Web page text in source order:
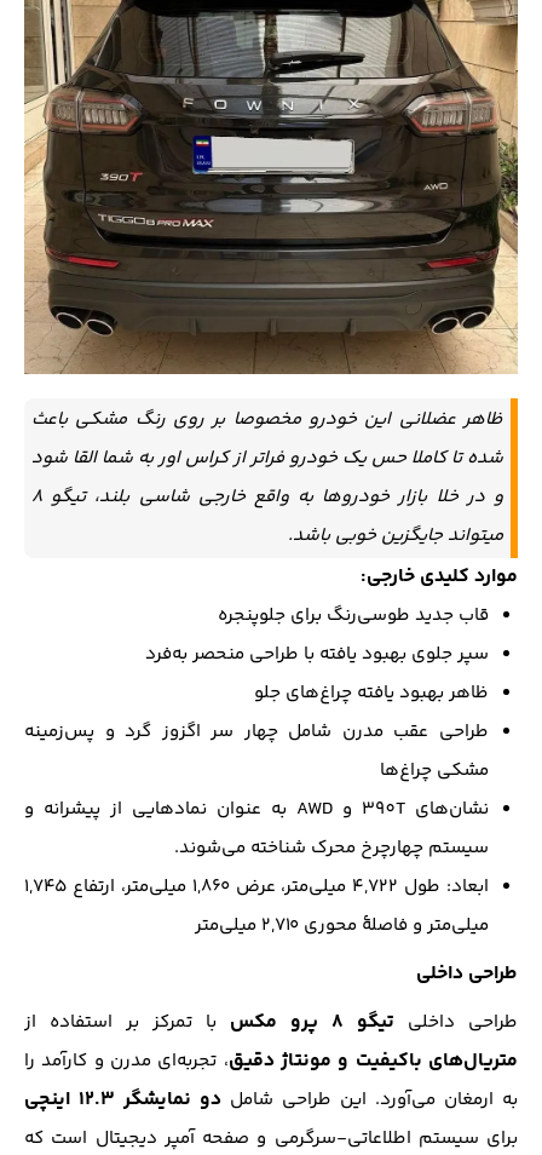
ظاهر عضلانی این خودرو مخصوصا بر روی رنگ مشکی باعث
شده تا کاملا حس یک خودرو فراتر از کراس اور به شما القا شود
و در خلا بازار خودروها به واقع خارجی شاسی بلند، تیگو 8
میتواند جایگزین خوبی باشد.
موارد کلیدی خارجی:
قاب جدید طوسی‌رنگ برای جلوپنجره
سپر جلوی بهبود یافته با طراحی منحصر به‌فرد
ظاهر بهبود یافته چراغ‌های جلو
طراحی عقب مدرن شامل چهار سر اگزوز گرد و پس‌زمینه
مشکی چراغ‌ها
نشان‌های 390T و AWD به عنوان نمادهایی از پیشرانه و
سیستم چهارچرخ محرک شناخته می‌شوند.
ابعاد: طول ۴,۷۲۲ میلی‌متر، عرض ۱,۸۶۰ میلی‌متر، ارتفاع ۱,۷۴۵
میلی‌متر و فاصلهٔ محوری ۲,۷۱۰ میلی‌متر
طراحی داخلی
طراحی داخلی تیگو ۸ پرو مکس با تمرکز بر استفاده از
متریال‌های باکیفیت و مونتاژ دقیق، تجربه‌ای مدرن و کارآمد را
به ارمغان می‌آورد. این طراحی شامل دو نمایشگر ۱۲.۳ اینچی
برای سیستم اطلاعاتی-سرگرمی و صفحه آمپر دیجیتال است که